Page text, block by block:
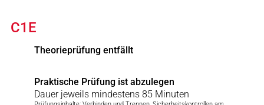
C1E
Theorieprüfung entfällt
Praktische Prüfung ist abzulegen
Dauer jeweils mindestens 85 Minuten